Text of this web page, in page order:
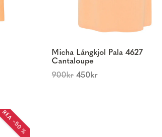
Micha Långkjol Pala 4627
Cantaloupe
900kr 450kr
REA −50 %